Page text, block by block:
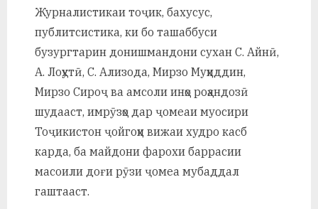
у
Журналистикаи тоҷик, бахусус,
публитсистика, ки бо ташаббуси
бузургтарин донишмандони сухан С. Айнӣ,
А. Лоҳутӣ, С. Ализода, Мирзо Муҳиддин,
Мирзо Сироҷ ва амсоли инҳо роҳандозӣ
шудааст, имрӯзҳо дар ҷомеаи муосири
Тоҷикистон ҷойгоҳи вижаи худро касб
карда, ба майдони фарохи баррасии
масоили доғи рӯзи ҷомеа мубаддал
гаштааст.